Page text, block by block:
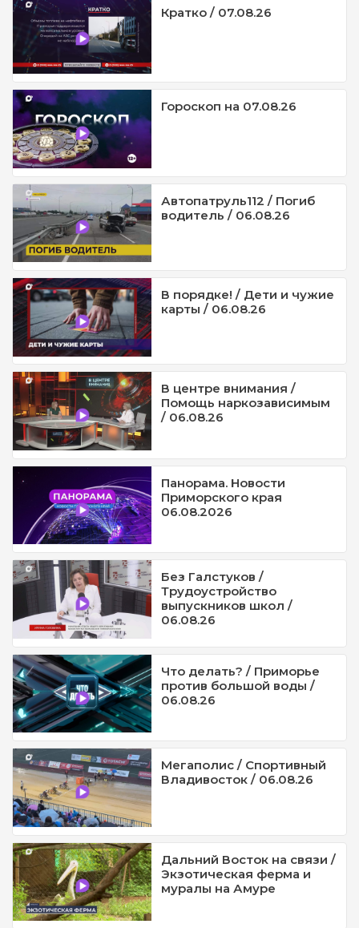
Кратко / 07.08.26
Гороскоп на 07.08.26
Автопатруль112 / Погиб
водитель / 06.08.26
В порядке! / Дети и чужие
карты / 06.08.26
В центре внимания /
Помощь наркозависимым
/ 06.08.26
Панорама. Новости
Приморского края
06.08.2026
Без Галстуков /
Трудоустройство
выпускников школ /
06.08.26
Что делать? / Приморье
против большой воды /
06.08.26
Мегаполис / Спортивный
Владивосток / 06.08.26
Дальний Восток на связи /
Экзотическая ферма и
муралы на Амуре